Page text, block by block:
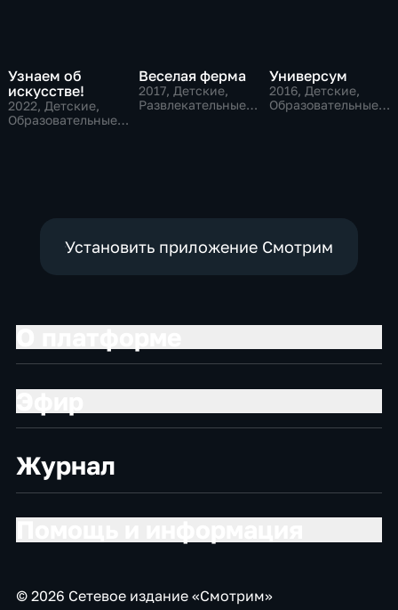
Узнаем об
искусстве!
2022, Детские,
Образовательные,
Веселая ферма
2017, Детские,
Развлекательные,
Универсум
2016, Детские,
Образовательные,
Установить приложение Смотрим
Журнал
© 2026 Сетевое издание «Смотрим»